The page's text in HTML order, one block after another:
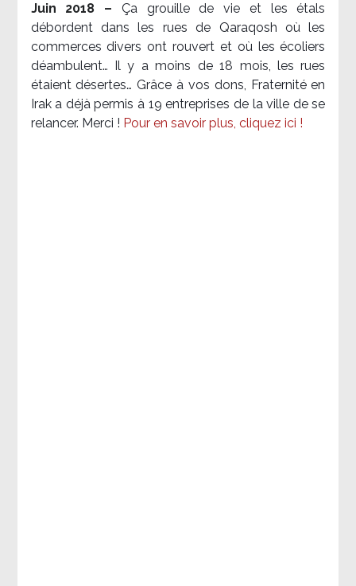
Juin 2018 – Ça grouille de vie et les étals
débordent dans les rues de Qaraqosh où les
commerces divers ont rouvert et où les écoliers
déambulent… Il y a moins de 18 mois, les rues
étaient désertes… Grâce à vos dons, Fraternité en
Irak a déjà permis à 19 entreprises de la ville de se
relancer. Merci ! Pour en savoir plus, cliquez ici !